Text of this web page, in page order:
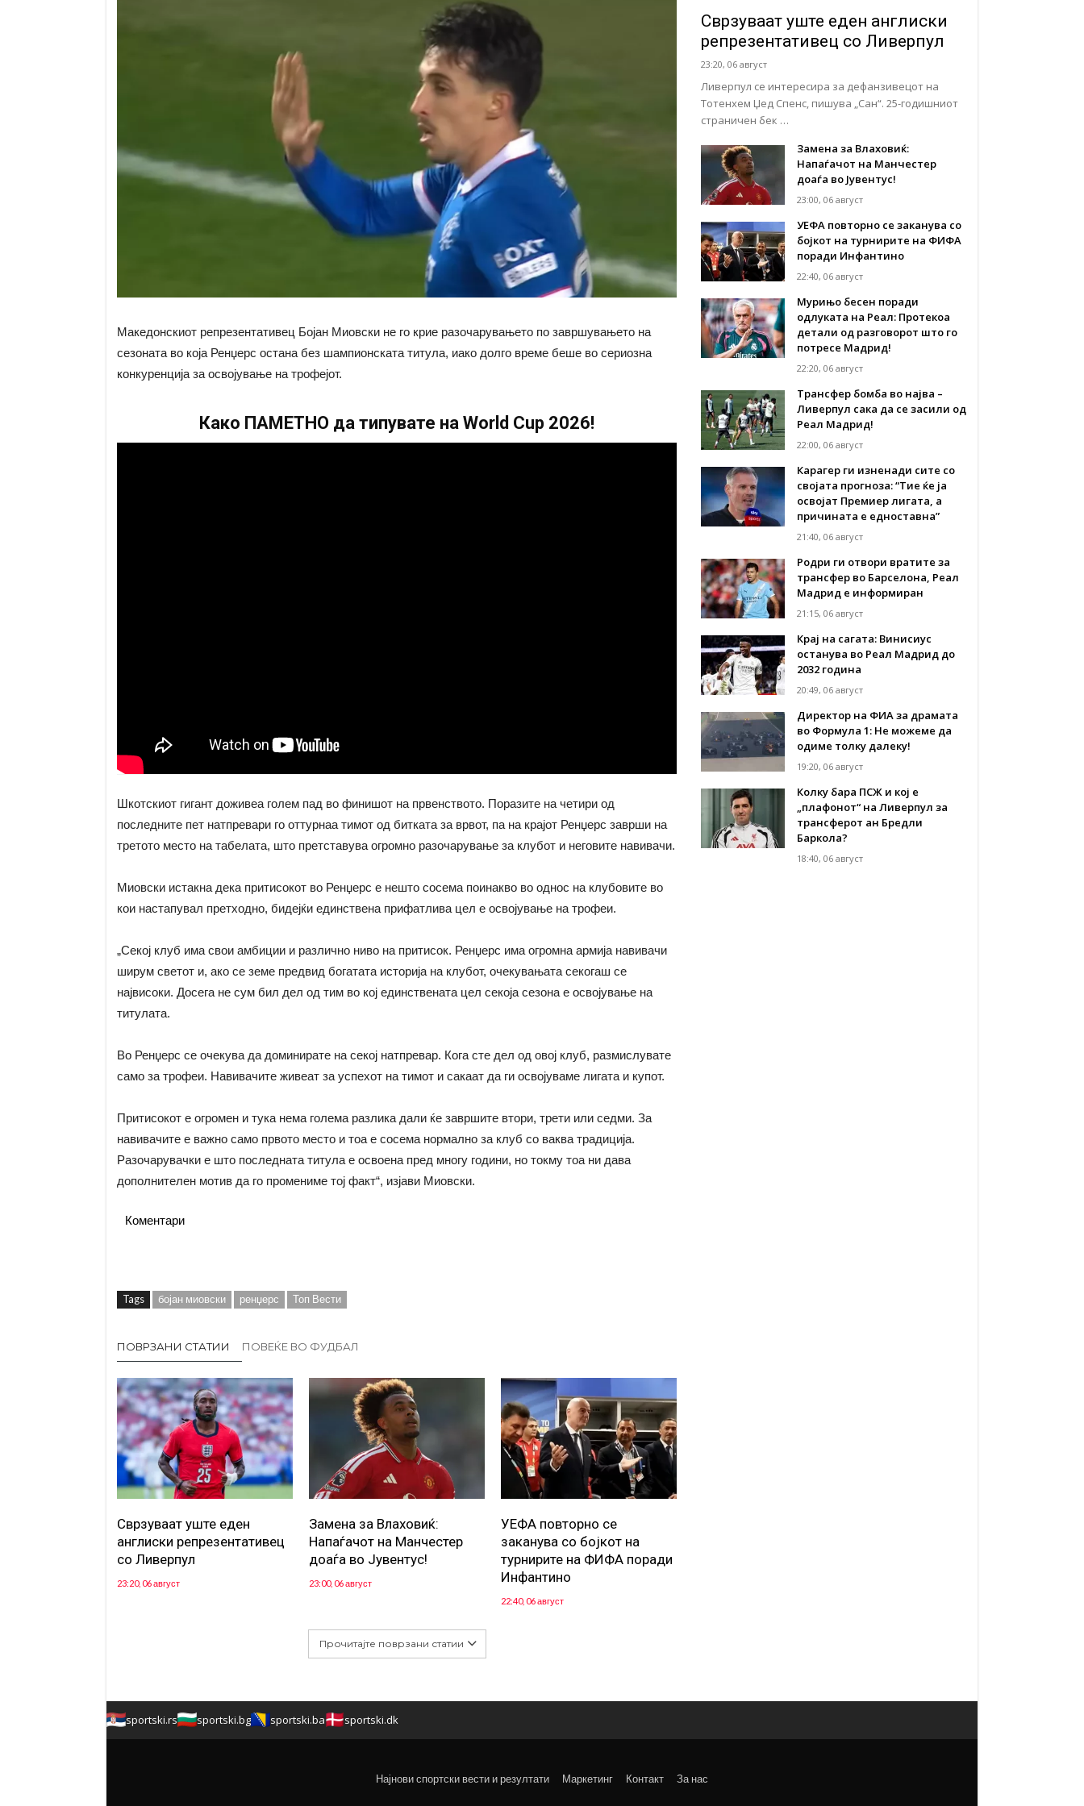
Македонскиот репрезентативец Бојан Миовски не го крие разочарувањето по завршувањето на
сезоната во која Ренџерс остана без шампионската титула, иако долго време беше во сериозна
конкуренција за освојување на трофејот.
Како ПАМЕТНО да типувате на World Cup 2026!
Шкотскиот гигант доживеа голем пад во финишот на првенството. Поразите на четири од
последните пет натпревари го оттурнаа тимот од битката за врвот, па на крајот Ренџерс заврши на
третото место на табелата, што претставува огромно разочарување за клубот и неговите навивачи.
Миовски истакна дека притисокот во Ренџерс е нешто сосема поинакво во однос на клубовите во
кои настапувал претходно, бидејќи единствена прифатлива цел е освојување на трофеи.
„Секој клуб има свои амбиции и различно ниво на притисок. Ренџерс има огромна армија навивачи
ширум светот и, ако се земе предвид богатата историја на клубот, очекувањата секогаш се
највисоки. Досега не сум бил дел од тим во кој единствената цел секоја сезона е освојување на
титулата.
Во Ренџерс се очекува да доминирате на секој натпревар. Кога сте дел од овој клуб, размислувате
само за трофеи. Навивачите живеат за успехот на тимот и сакаат да ги освојуваме лигата и купот.
Притисокот е огромен и тука нема голема разлика дали ќе завршите втори, трети или седми. За
навивачите е важно само првото место и тоа е сосема нормално за клуб со ваква традиција.
Разочарувачки е што последната титула е освоена пред многу години, но токму тоа ни дава
дополнителен мотив да го промениме тој факт“, изјави Миовски.
Коментари
Tags бојан миовски ренџерс Топ Вести
ПОВРЗАНИ СТАТИИ ПОВЕЌЕ ВО ФУДБАЛ
Сврзуваат уште еден
англиски репрезентативец
со Ливерпул
23:20, 06 август
Замена за Влаховиќ:
Напаѓачот на Манчестер
доаѓа во Јувентус!
23:00, 06 август
УЕФА повторно се
заканува со бојкот на
турнирите на ФИФА поради
Инфантино
22:40, 06 август
Прочитајте поврзани статии
Сврзуваат уште еден англиски
репрезентативец со Ливерпул
23:20, 06 август
Ливерпул се интересира за дефанзивецот на
Тотенхем Џед Спенс, пишува „Сан“. 25-годишниот
страничен бек …
Замена за Влаховиќ:
Напаѓачот на Манчестер
доаѓа во Јувентус!
23:00, 06 август
УЕФА повторно се заканува со
бојкот на турнирите на ФИФА
поради Инфантино
22:40, 06 август
Мурињо бесен поради
одлуката на Реал: Протекоа
детали од разговорот што го
потресе Мадрид!
22:20, 06 август
Трансфер бомба во најва –
Ливерпул сака да се засили од
Реал Мадрид!
22:00, 06 август
Карагер ги изненади сите со
својата прогноза: “Тие ќе ја
освојат Премиер лигата, а
причината е едноставна”
21:40, 06 август
Родри ги отвори вратите за
трансфер во Барселона, Реал
Мадрид е информиран
21:15, 06 август
Крај на сагата: Винисиус
останува во Реал Мадрид до
2032 година
20:49, 06 август
Директор на ФИА за драмата
во Формула 1: Не можеме да
одиме толку далеку!
19:20, 06 август
Колку бара ПСЖ и кој е
„плафонот“ на Ливерпул за
трансферот ан Бредли
Баркола?
18:40, 06 август
sportski.rs sportski.bg sportski.ba sportski.dk
Најнови спортски вести и резултати Маркетинг Контакт За нас